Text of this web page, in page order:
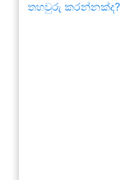
තහවුරු කරන්නක්ද?